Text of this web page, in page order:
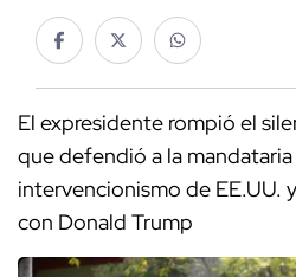
El expresidente rompió el
que defendió a la
intervencionismo de EE.UU.
con Donald Trump